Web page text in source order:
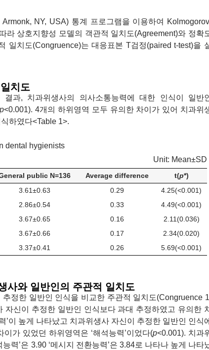
NY, USA) 통계 프로그램을 이용하여
라 상호지향성 모델의 객관적 일치도(Agreement)와 정확
일치도(Congruence)는 대응표본 T검정(paired t-test)을
치도
과, 치과위생사의 의사소통능력에 대한 인식이 일반
p<0.001). 4개의 하위영역 모두 유의한 차이가 있어 치과위
하였다<Table 1>.
dental hygienists
Unit: Mean±SD
public N=136 Average difference t(p*)
3.61±0.63 0.29
4.25(<0.001)
2.86±0.54 0.33
4.49(<0.001)
3.67±0.65 0.16
2.11(0.036)
3.67±0.66 0.17
2.34(0.020)
3.37±0.41 0.26 5.69(<0.001)
사와 일반인의 주관적 일치도
정한 일반인 인식을 비교한 주관적 일치도(Congruence
신이 추정한 일반인 인식보다 과대 추정하였고 유의한
’이 높게 나타났고 치과위생사 자신이 추정한 일반인 인식에
가 있었던 하위영역은 ‘해석능력’이었다(p<0.001). 치과
력’은 3.90 ‘메시지 전환능력’은 3.84로 나타나 높게 나타